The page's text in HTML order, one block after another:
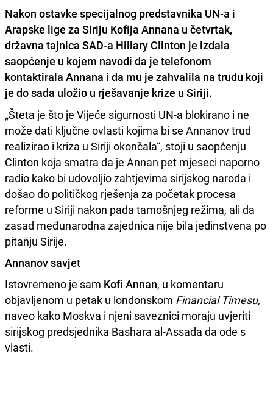
Nakon ostavke specijalnog predstavnika UN-a i
Arapske lige za Siriju Kofija Annana u četvrtak,
državna tajnica SAD-a Hillary Clinton je izdala
saopćenje u kojem navodi da je telefonom
kontaktirala Annana i da mu je zahvalila na trudu koji
je do sada uložio u rješavanje krize u Siriji.
„Šteta je što je Vijeće sigurnosti UN-a blokirano i ne
može dati ključne ovlasti kojima bi se Annanov trud
realizirao i kriza u Siriji okončala“, stoji u saopćenju
Clinton koja smatra da je Annan pet mjeseci naporno
radio kako bi udovoljio zahtjevima sirijskog naroda i
došao do političkog rješenja za početak procesa
reforme u Siriji nakon pada tamošnjeg režima, ali da
zasad međunarodna zajednica nije bila jedinstvena po
pitanju Sirije.
Annanov savjet
Istovremeno je sam Kofi Annan, u komentaru
objavljenom u petak u londonskom Financial Timesu,
naveo kako Moskva i njeni saveznici moraju uvjeriti
sirijskog predsjednika Bashara al-Assada da ode s
vlasti.